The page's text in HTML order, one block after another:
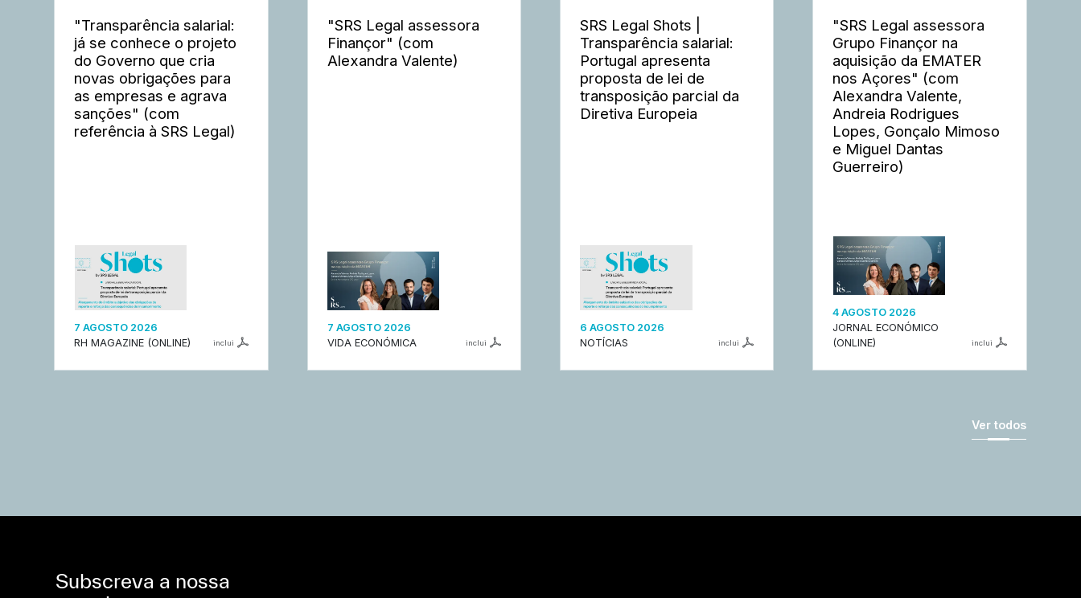
"Transparência salarial:
já se conhece o projeto
do Governo que cria
novas obrigações para
as empresas e agrava
sanções" (com
referência à SRS Legal)
7 AGOSTO 2026
RH MAGAZINE (ONLINE)
inclui
"SRS Legal assessora
Finançor" (com
Alexandra Valente)
7 AGOSTO 2026
VIDA ECONÓMICA
inclui
SRS Legal Shots |
Transparência salarial:
Portugal apresenta
proposta de lei de
transposição parcial da
Diretiva Europeia
6 AGOSTO 2026
NOTÍCIAS
inclui
"SRS Legal assessora
Grupo Finançor na
aquisição da EMATER
nos Açores" (com
Alexandra Valente,
Andreia Rodrigues
Lopes, Gonçalo Mimoso
e Miguel Dantas
Guerreiro)
4 AGOSTO 2026
JORNAL ECONÓMICO
(ONLINE)
inclui
Ver todos
Subscreva a nossa